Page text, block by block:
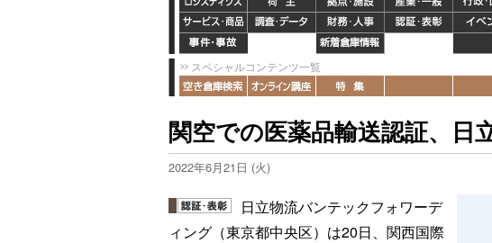
スペシャルコンテンツ一覧
関空での医薬品輸送認証、日
2022年6月21日 (火)
日立物流バンテックフォワーデ
ィング（東京都中央区）は20日、関西国際